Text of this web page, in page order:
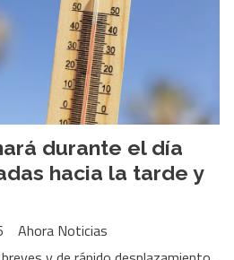
durante el día
hacia la tarde y
Ahora Noticias